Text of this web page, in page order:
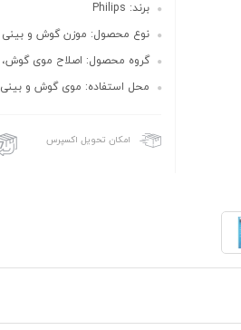
برند: Philips
نوع محصول: موزن گوش و بینی
گروه محصول: اصلاح موی گوش،
محل استفاده: موی گوش و بینی
امکان تحویل اکسپرس